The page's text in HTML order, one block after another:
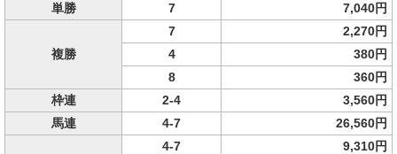
単勝 7 7,040円
複勝
7
2,270円
4
380円
8
360円
枠連
2-4
3,560円
馬連
4-7 26,560円
4-7
9,310円